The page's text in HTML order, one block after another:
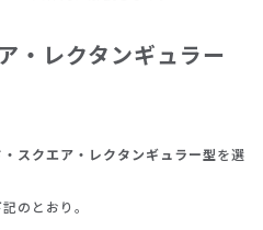
・レクタンギュラー
スクエア・レクタンギュラー型を選
のとおり。